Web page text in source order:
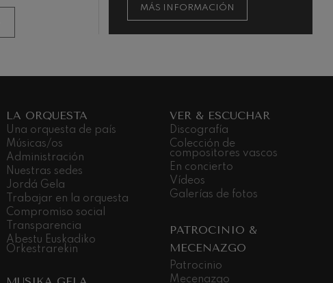
MÁS INFORMACIÓN
LA ORQUESTA
Una orquesta de país
Músicas/os
Administración
Nuestras sedes
Jordá Gela
Trabajar en la orquesta
Compromiso social
Transparencia
Abestu Euskadiko
Orkestrarekin
VER & ESCUCHAR
Discografía
Colección de
compositores vascos
En concierto
Vídeos
Galerías de fotos
PATROCINIO &
MECENAZGO
Patrocinio
Mecenazgo